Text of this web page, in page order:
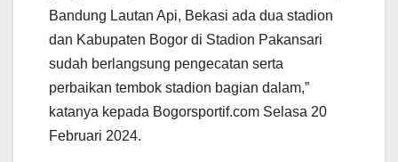
Bandung Lautan Api, Bekasi ada dua stadion
dan Kabupaten Bogor di Stadion Pakansari
sudah berlangsung pengecatan serta
perbaikan tembok stadion bagian dalam,”
katanya kepada Bogorsportif.com Selasa 20
Februari 2024.